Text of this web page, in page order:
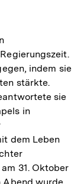
indem sie
stärkte.
sie
in
dem Leben
31. Oktober
Abend wurde